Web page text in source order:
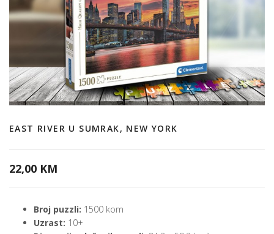
EAST RIVER U SUMRAK, NEW YORK
22,00 KM
Broj puzzli: 1500 kom
Uzrast: 10+